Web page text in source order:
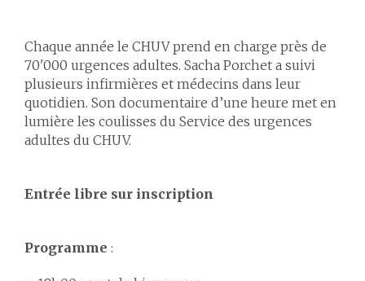
Chaque année le CHUV prend en charge près de
70'000 urgences adultes. Sacha Porchet a suivi
plusieurs infirmières et médecins dans leur
quotidien. Son documentaire d’une heure met en
lumière les coulisses du Service des urgences
adultes du CHUV.
Entrée libre sur inscription
Programme :